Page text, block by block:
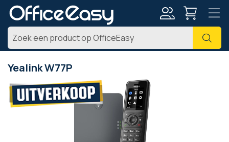
Zoek
Yealink W77P
naar
het
einde